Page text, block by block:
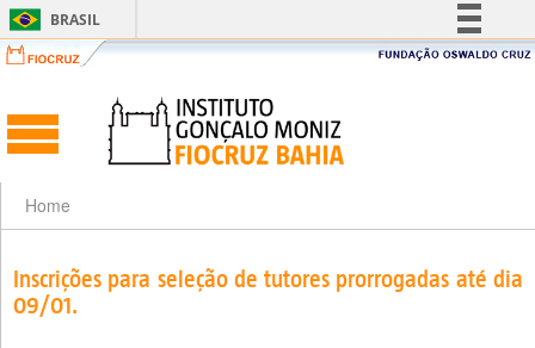
BRASIL
Simplifique!
Acesso à informação
Canais
Home
Inscrições para seleção de tutores prorrogadas até dia
09/01.